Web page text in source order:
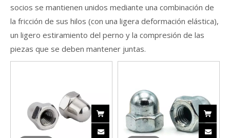
socios se mantienen unidos mediante una combinación de
la fricción de sus hilos (con una ligera deformación elástica),
un ligero estiramiento del perno y la compresión de las
piezas que se deben mantener juntas.